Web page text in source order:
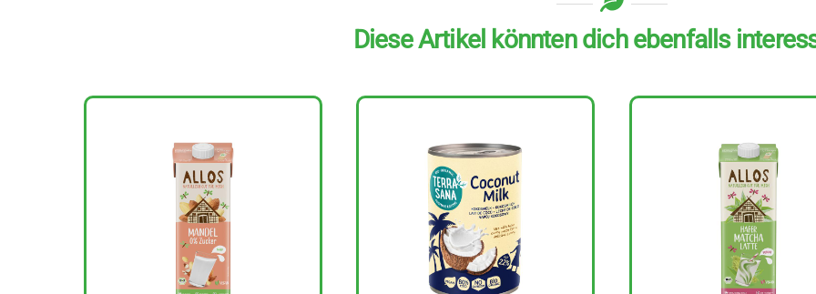
Diese Artikel könnten dich ebenfalls